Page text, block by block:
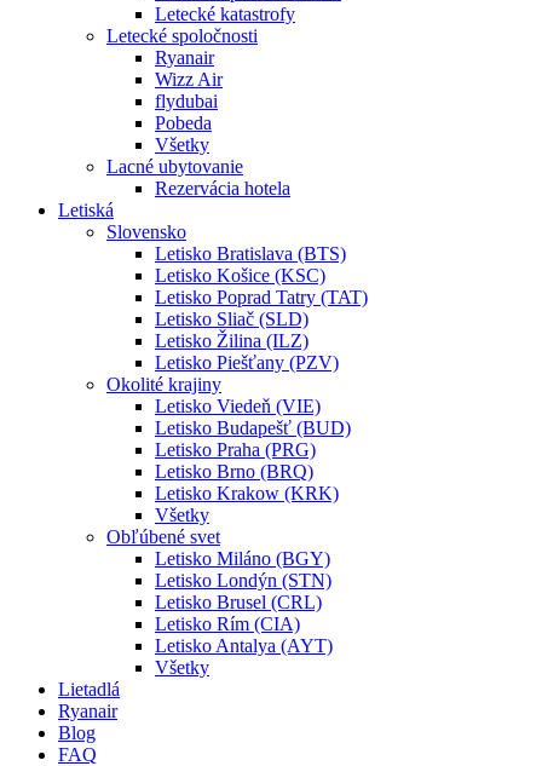
Letecké katastrofy
Letecké spoločnosti
Ryanair
Wizz Air
flydubai
Pobeda
Všetky
Lacné ubytovanie
Rezervácia hotela
Letiská
Slovensko
Letisko Bratislava (BTS)
Letisko Košice (KSC)
Letisko Poprad Tatry (TAT)
Letisko Sliač (SLD)
Letisko Žilina (ILZ)
Letisko Piešťany (PZV)
Okolité krajiny
Letisko Viedeň (VIE)
Letisko Budapešť (BUD)
Letisko Praha (PRG)
Letisko Brno (BRQ)
Letisko Krakow (KRK)
Všetky
Obľúbené svet
Letisko Miláno (BGY)
Letisko Londýn (STN)
Letisko Brusel (CRL)
Letisko Rím (CIA)
Letisko Antalya (AYT)
Všetky
Lietadlá
Ryanair
Blog
FAQ